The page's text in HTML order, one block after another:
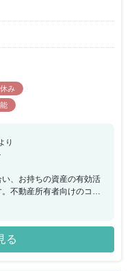
み
り
、お持ちの資産の有効活
不動産所有者向けのコン
を手掛け、現在全国で
行い、不動産コンサルテ
しています。
る